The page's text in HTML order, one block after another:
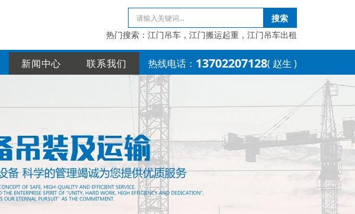
搜索
热门搜索：江门吊车，江门搬运起重，江门吊车出租
新闻中心 联系我们 热线电话： 13702207128( 赵生 )